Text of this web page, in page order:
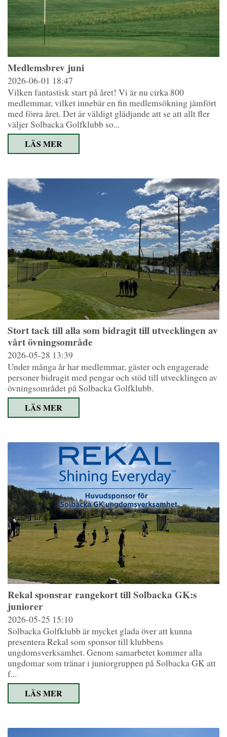
Medlemsbrev juni
2026-06-01 18:47
Vilken fantastisk start på året! Vi är nu cirka 800
medlemmar, vilket innebär en fin medlemsökning jämfört
med förra året. Det är väldigt glädjande att se att allt fler
väljer Solbacka Golfklubb so...
LÄS MER
Stort tack till alla som bidragit till utvecklingen av
vårt övningsområde
2026-05-28 13:39
Under många år har medlemmar, gäster och engagerade
personer bidragit med pengar och stöd till utvecklingen av
övningsområdet på Solbacka Golfklubb.
LÄS MER
Rekal sponsrar rangekort till Solbacka GK:s
juniorer
2026-05-25 15:10
Solbacka Golfklubb är mycket glada över att kunna
presentera Rekal som sponsor till klubbens
ungdomsverksamhet. Genom samarbetet kommer alla
ungdomar som tränar i juniorgruppen på Solbacka GK att
f...
LÄS MER